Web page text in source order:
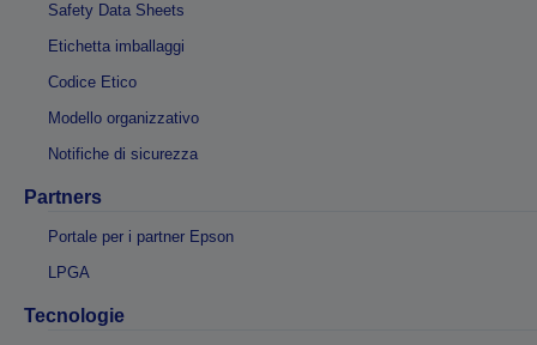
Safety Data Sheets
Etichetta imballaggi
Codice Etico
Modello organizzativo
Notifiche di sicurezza
Partners
Portale per i partner Epson
LPGA
Tecnologie